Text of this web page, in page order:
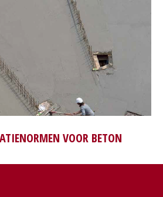
VOOR BETON